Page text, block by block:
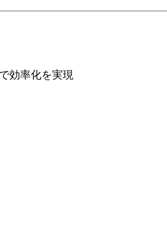
効率化を実現